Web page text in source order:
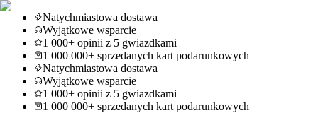
Natychmiastowa dostawa
Wyjątkowe wsparcie
1 000+ opinii z 5 gwiazdkami
1 000 000+ sprzedanych kart podarunkowych
Natychmiastowa dostawa
Wyjątkowe wsparcie
1 000+ opinii z 5 gwiazdkami
1 000 000+ sprzedanych kart podarunkowych